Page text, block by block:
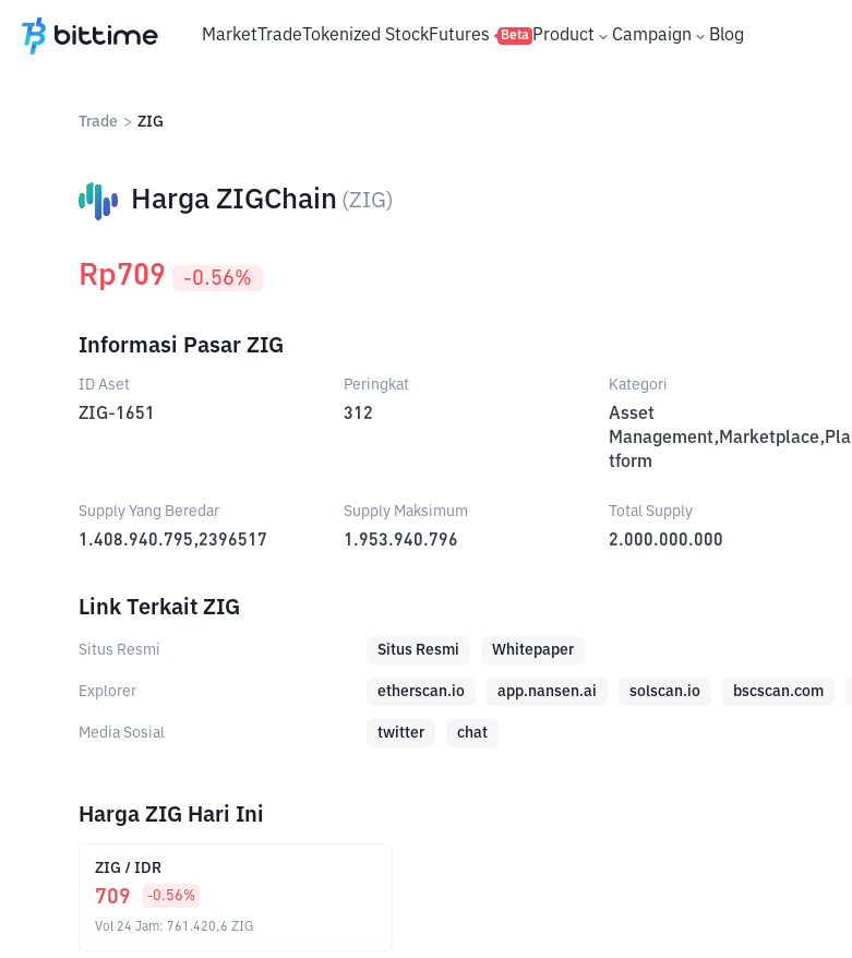
MarketTradeTokenized StockFutures Beta Product Campaign Blog
Trade > ZIG
Harga ZIGChain (ZIG)
Rp709 -0.56%
Informasi Pasar ZIG
ID Aset
ZIG-1651
Peringkat
312
Kategori
Asset
Management,Marketplace,Pla
tform
Supply Yang Beredar
1.408.940.795,2396517
Supply Maksimum
1.953.940.796
Total Supply
2.000.000.000
Link Terkait ZIG
Situs Resmi Situs Resmi Whitepaper
Explorer etherscan.io app.nansen.ai solscan.io bscscan.com
Media Sosial twitter chat
Harga ZIG Hari Ini
ZIG / IDR
709 -0.56%
Vol 24 Jam: 761.420,6 ZIG